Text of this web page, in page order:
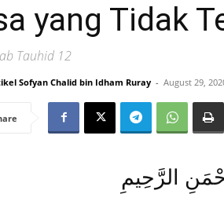
yang Tidak
Tauhid 12
Sofyan Chalid bin Idham Ruray - August 29,
الرَّحِيمِ